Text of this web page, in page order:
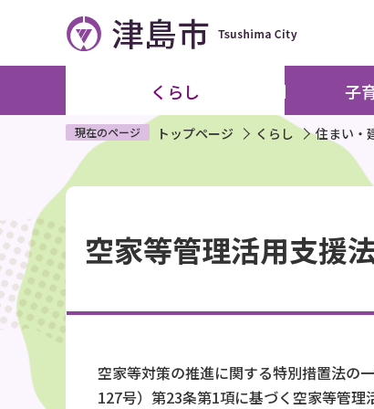
ペ
ジ
す
くらし 子
現在のページ トップページ くらし 住まい・
文
こ
こ
か
ら
空家等管理活用支援
空家等対策の推進に関する特別措置法の
127号）第23条第1項に基づく空家等管